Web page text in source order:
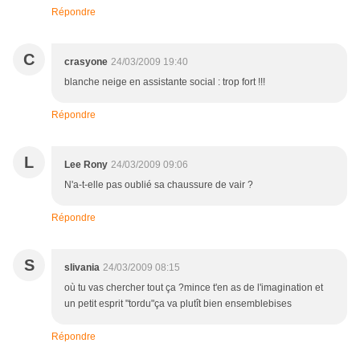
Répondre
C crasyone 24/03/2009 19:40
blanche neige en assistante social : trop fort !!!
Répondre
L Lee Rony 24/03/2009 09:06
N'a-t-elle pas oublié sa chaussure de vair ?
Répondre
S slivania 24/03/2009 08:15
où tu vas chercher tout ça ?mince t'en as de l'imagination et
un petit esprit "tordu"ça va plutît bien ensemblebises
Répondre